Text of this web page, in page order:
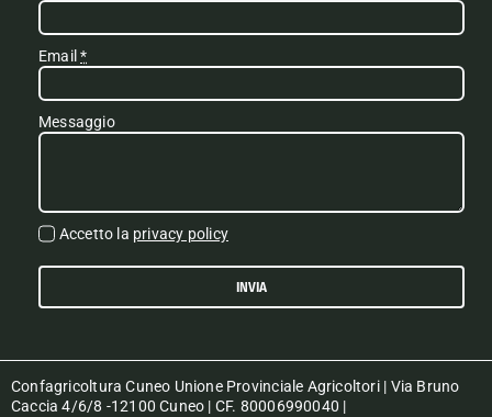
Email*
Messaggio
Accetto la privacy policy
INVIA
Confagricoltura Cuneo Unione Provinciale Agricoltori | Via Bruno
Caccia 4/6/8 -12100 Cuneo | CF. 80006990040 |